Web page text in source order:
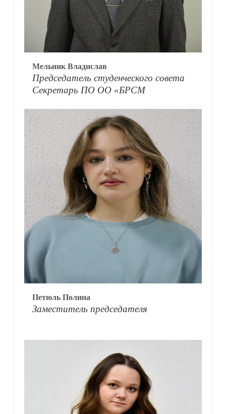
Мельник Владислав
Председатель студенческого совета
Секретарь ПО ОО «БРСМ
Петюль Полина
Заместитель председателя